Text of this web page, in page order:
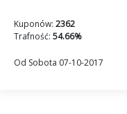
Kuponów: 2362
Trafność: 54.66%
Od Sobota 07-10-2017